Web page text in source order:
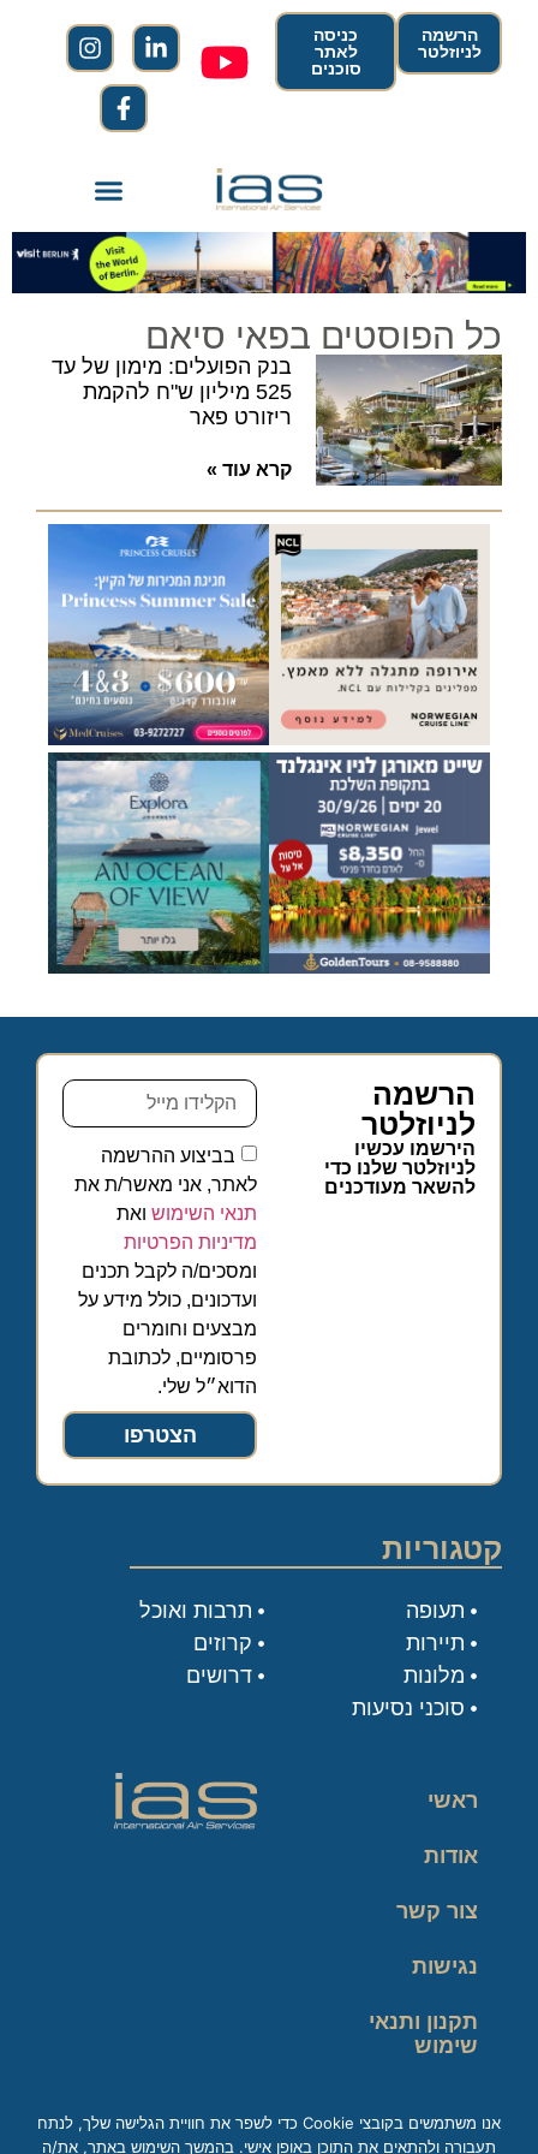
הרשמה
לניוזלטר
כניסה
לאתר
סוכנים
כל הפוסטים בפאי סיאם
בנק הפועלים: מימון של עד
525 מיליון ש"ח להקמת
ריזורט פאר
קרא עוד »
הרשמה
לניוזלטר
הירשמו עכשיו
לניוזלטר שלנו כדי
להשאר מעודכנים
בביצוע ההרשמה
לאתר, אני מאשר/ת את
תנאי השימוש ואת
מדיניות הפרטיות
ומסכים/ה לקבל תכנים
ועדכונים, כולל מידע על
מבצעים וחומרים
פרסומיים, לכתובת
הדוא״ל שלי.
הצטרפו
קטגוריות
תעופה
תיירות
מלונות
סוכני נסיעות
תרבות ואוכל
קרוזים
דרושים
ראשי
אודות
צור קשר
נגישות
תקנון ותנאי
שימוש
אנו משתמשים בקובצי Cookie כדי לשפר את חוויית הגלישה שלך, לנתח
תעבורה ולהתאים את התוכן באופן אישי. בהמשך השימוש באתר, את/ה